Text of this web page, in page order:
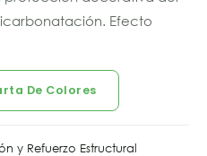
Efecto
De Colores
y Refuerzo Estructural